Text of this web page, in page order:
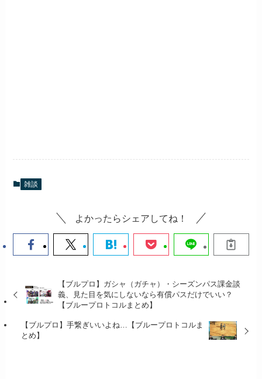
雑談
よかったらシェアしてね！
【ブルプロ】ガシャ（ガチャ）・シーズンパス課金談
義、見た目を気にしないなら有償パスだけでいい？
【ブループロトコルまとめ】
【ブルプロ】手繋ぎいいよね…【ブループロトコルま
とめ】